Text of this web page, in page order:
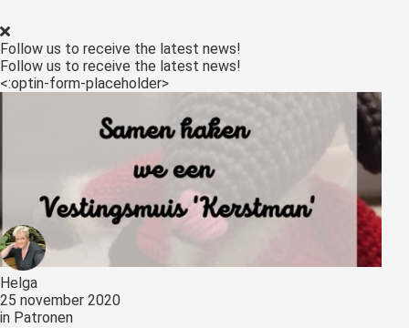
Follow us to receive the latest news!
Follow us to receive the latest news!
<:optin-form-placeholder>
Helga
25 november 2020
in Patronen